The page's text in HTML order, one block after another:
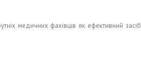
медичних фахівців як ефективний засіб